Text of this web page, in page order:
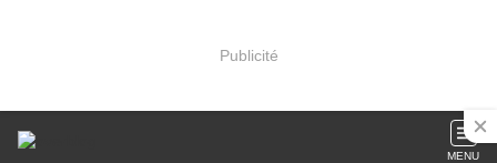
Publicité
MENU